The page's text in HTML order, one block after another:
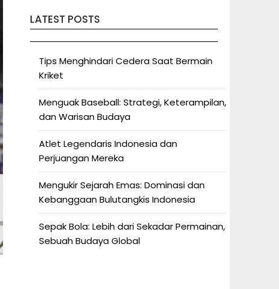
LATEST POSTS
Tips Menghindari Cedera Saat Bermain
Kriket
Menguak Baseball: Strategi, Keterampilan,
dan Warisan Budaya
Atlet Legendaris Indonesia dan
Perjuangan Mereka
Mengukir Sejarah Emas: Dominasi dan
Kebanggaan Bulutangkis Indonesia
Sepak Bola: Lebih dari Sekadar Permainan,
Sebuah Budaya Global